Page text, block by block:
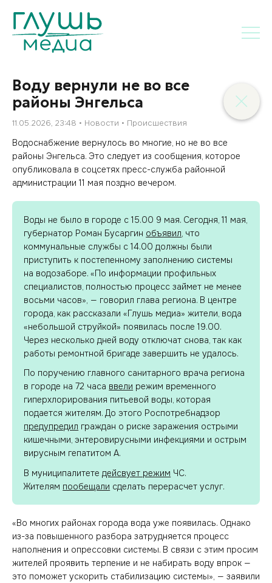
Воду вернули не во все
районы Энгельса
11.05.2026, 23:48 Новости Происшествия
Водоснабжение вернулось во многие, но не во все
районы Энгельса. Это следует из сообщения, которое
опубликовала в соцсетях пресс-служба районной
администрации 11 мая поздно вечером.
Воды не было в городе с 15.00 9 мая. Сегодня, 11 мая,
губернатор Роман Бусаргин объявил, что
коммунальные службы с 14.00 должны были
приступить к постепенному заполнению системы
на водозаборе. «По информации профильных
специалистов, полностью процесс займет не менее
восьми часов», — говорил глава региона. В центре
города, как рассказали «Глушь медиа» жители, вода
«небольшой струйкой» появилась после 19.00.
Через несколько дней воду отключат снова, так как
работы ремонтной бригаде завершить не удалось.
По поручению главного санитарного врача региона
в городе на 72 часа ввели режим временного
гиперхлорирования питьевой воды, которая
подается жителям. До этого Роспотребнадзор
предупредил граждан о риске заражения острыми
кишечными, энтеровирусными инфекциями и острым
вирусным гепатитом А.
В муниципалитетедейсвует режим ЧС.
Жителям пообещали сделать перерасчет услуг.
«Во многих районах города вода уже появилась. Однако
из-за повышенного разбора затрудняется процесс
наполнения и опрессовки системы. В связи с этим просим
жителей проявить терпение и не набирать воду впрок —
это поможет ускорить стабилизацию системы», — заявили